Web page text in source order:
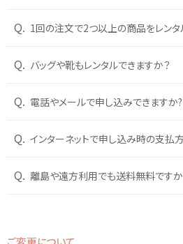
Q. 1回の注文で2つ以上の商品をレンタ
Q. バッグや靴もレンタルできますか？
Q. 電話やメールで申し込みできますか?
Q. インターネットで申し込み時の支払
Q. 離島や遠方利用でも送料無料ですか